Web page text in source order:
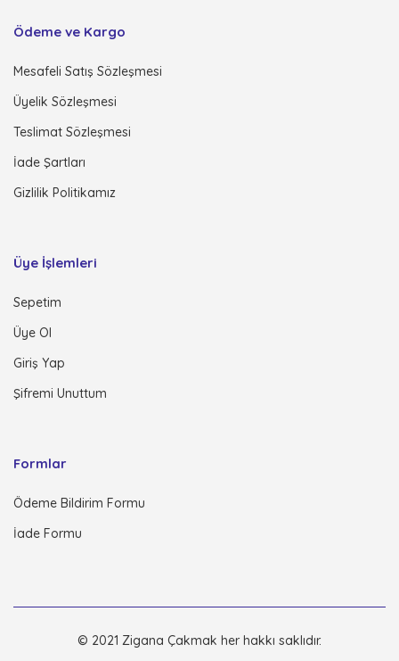
Ödeme ve Kargo
Mesafeli Satış Sözleşmesi
Üyelik Sözleşmesi
Teslimat Sözleşmesi
İade Şartları
Gizlilik Politikamız
Üye İşlemleri
Sepetim
Üye Ol
Giriş Yap
Şifremi Unuttum
Formlar
Ödeme Bildirim Formu
İade Formu
© 2021 Zigana Çakmak her hakkı saklıdır.